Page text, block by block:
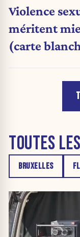
Violence
méritent
(carte
TOUTES
BRUXELLES